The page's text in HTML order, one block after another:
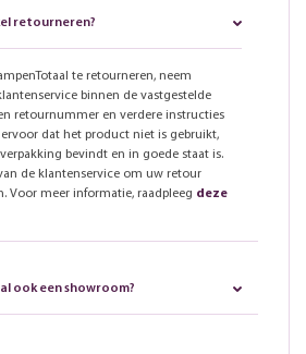
retourneren?
te retourneren, neem
binnen de vastgestelde
retournummer en verdere instructies
dat het product niet is gebruikt,
bevindt en in goede staat is.
de klantenservice om uw retour
Voor meer informatie, raadpleeg deze
ook een showroom?